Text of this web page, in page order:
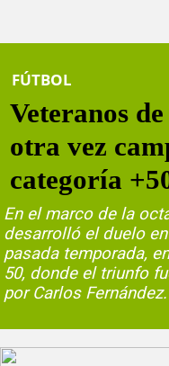
FÚTBOL
Veteranos
otra vez
categoría
En el marco de la
desarrolló el duelo
pasada temporada,
50, donde el triunfo
por Carlos Fernández.